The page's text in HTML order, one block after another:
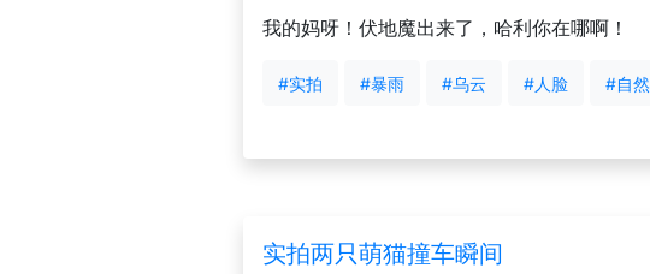
我的妈呀！伏地魔出来了，哈利你在哪啊！
#实拍 #暴雨 #乌云 #人脸 #自然
实拍两只萌猫撞车瞬间